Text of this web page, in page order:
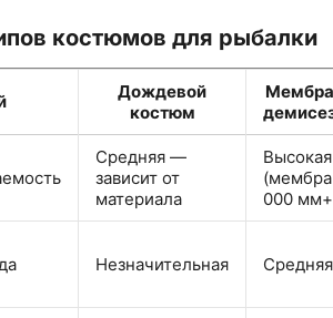
костюмов для рыбалки
Дождевой
костюм
Средняя —
зависит от
материала
Высокая
000
Незначительная Средняя